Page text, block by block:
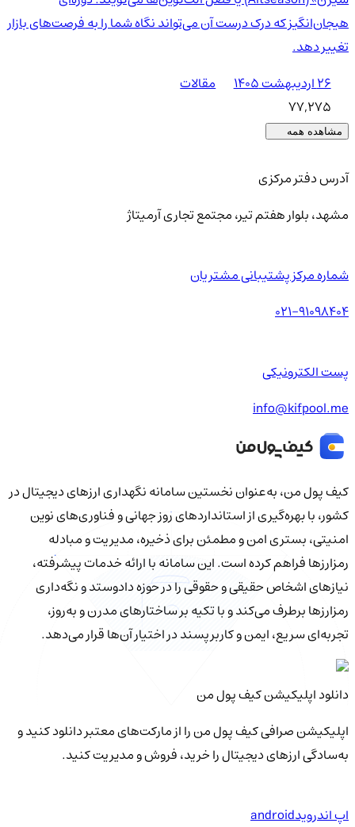
هیجان‌انگیز که درک درست آن می‌تواند نگاه شما را به فرصت‌های بازار
تغییر دهد.
۲۶ اردیبهشت ۱۴۰۵
مقالات
77,275
مشاهده همه
آدرس دفتر مرکزی
مشهد، بلوار هفتم تیر، مجتمع تجاری آرمیتاژ
شماره مرکز پشتیبانی مشتریان
021-91098404
پست الکترونیکی
info@kifpool.me
کیف‌ پول من، به‌عنوان نخستین سامانه نگهداری ارزهای دیجیتال در
کشور، با بهره‌گیری از استانداردهای روز جهانی و فناوری‌های نوین
امنیتی، بستری امن و مطمئن برای ذخیره، مدیریت و مبادله
رمزارزها فراهم کرده است. این سامانه با ارائه خدمات پیشرفته،
نیازهای اشخاص حقیقی و حقوقی را در حوزه دادوستد و نگه‌داری
رمزارزها برطرف می‌کند و با تکیه بر ساختارهای مدرن و به‌روز،
تجربه‌ای سریع، ایمن و کاربرپسند در اختیار آن‌ها قرار می‌دهد.
دانلود اپلیکیشن کیف‌ پول من
اپلیکیشن صرافی کیف پول من را از مارکت‌های معتبر دانلود کنید و
به‌سادگی ارزهای دیجیتال را خرید، فروش و مدیریت کنید.
اپ اندرویدandroid